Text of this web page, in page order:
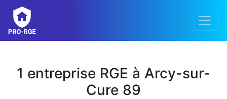
1 entreprise RGE à Arcy-sur-
Cure 89